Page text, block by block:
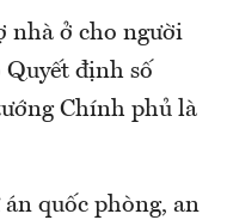
nhà ở cho người
Quyết định số
Chính phủ là
quốc phòng, an